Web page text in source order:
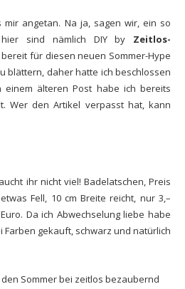
angetan. Na ja, sagen wir, ein so
sind nämlich DIY by Zeitlos-
bereit für diesen neuen Sommer-Hype
blättern, daher hatte ich beschlossen
einem älteren Post habe ich bereits
Wer den Artikel verpasst hat, kann
ihr nicht viel! Badelatschen, Preis
Fell, 10 cm Breite reicht, nur 3,–
Da ich Abwechselung liebe habe
Farben gekauft, schwarz und natürlich